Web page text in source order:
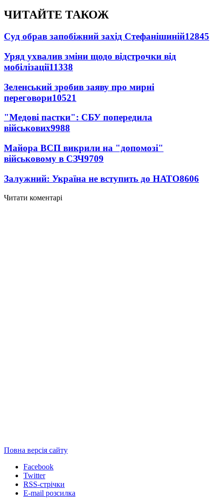
ЧИТАЙТЕ ТАКОЖ
Суд обрав запобіжний захід Стефанішиній12845
Уряд ухвалив зміни щодо відстрочки від
мобілізації11338
Зеленський зробив заяву про мирні
переговори10521
"Медові пастки": СБУ попередила
військових9988
Майора ВСП викрили на "допомозі"
військовому в СЗЧ9709
Залужний: Україна не вступить до НАТО8606
Читати коментарі
Повна версія сайту
Facebook
Twitter
RSS-стрічки
E-mail розсилка